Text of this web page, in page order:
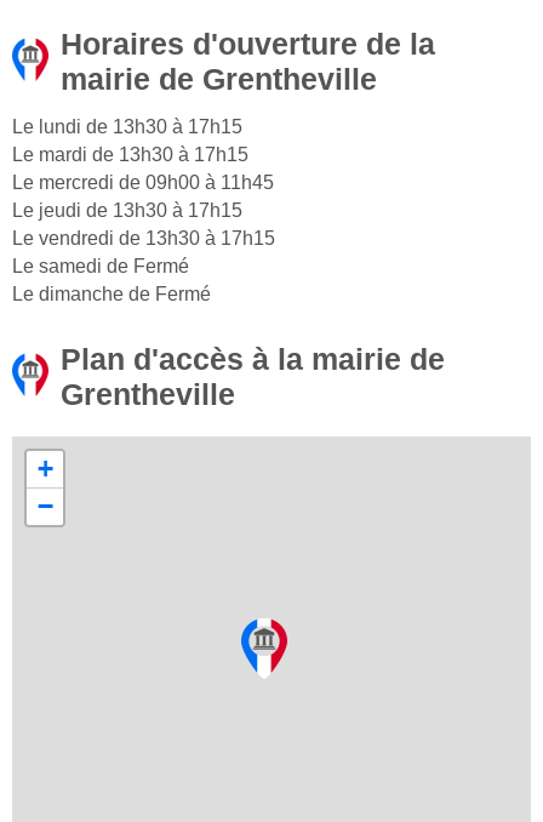
Horaires d'ouverture de la
mairie de Grentheville
Le lundi de 13h30 à 17h15
Le mardi de 13h30 à 17h15
Le mercredi de 09h00 à 11h45
Le jeudi de 13h30 à 17h15
Le vendredi de 13h30 à 17h15
Le samedi de Fermé
Le dimanche de Fermé
Plan d'accès à la mairie de
Grentheville
+
−